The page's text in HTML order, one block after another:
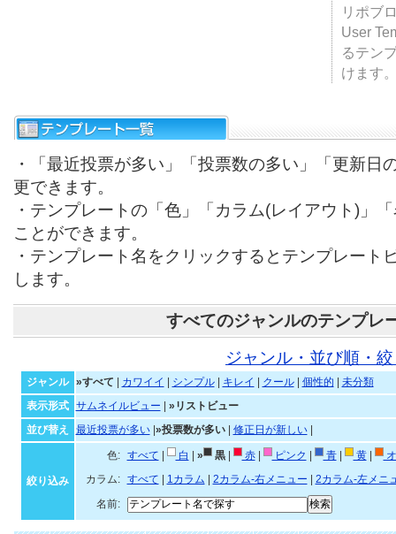
リポブ
User
るテン
けます
・「最近投票が多い」「投票数の多い」「更新日
更できます。
・テンプレートの「色」「カラム(レイアウト)」
ことができます。
・テンプレート名をクリックするとテンプレート
します。
すべてのジャンルのテンプレ
ジャンル・並び順・
ジャンル »すべて カワイイ シンプル| キレイ クール| 個性的
未分類
表示形式
サムネイルビュー
»リストビュー
並び替え
最近投票が多い| »投票数が多い| 修正日が新しい|
絞り込み
色: すべて 白 » 黒| 赤| ピンク 青| 黄|
カラム:
すべて 1カラム 2カラム-右メニュー
2カラム-左メニ
名前: